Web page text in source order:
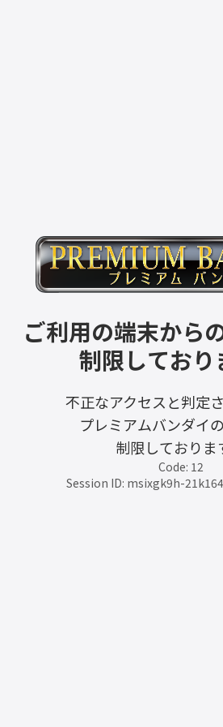
ご利用の端末から
制限しており
不正なアクセスと判定さ
プレミアムバンダイ
制限しておりま
Code: 12
Session ID: msixgk9h-